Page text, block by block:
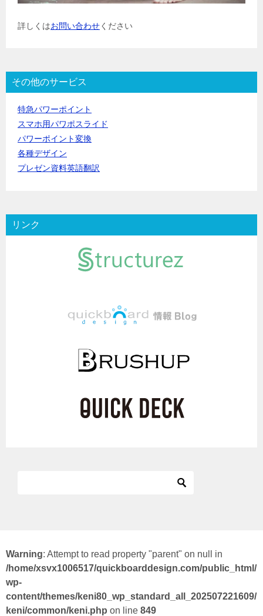
詳しくはお問い合わせください
その他のサービス
特急パワーポイント
スマホ用パワポスライド
パワーポイント変換
各種デザイン
プレゼン資料英語翻訳
リンク
Warning: Attempt to read property "parent" on null in
/home/xsvx1006517/quickboarddesign.com/public_html/
wp-
content/themes/keni80_wp_standard_all_202507221609/
keni/common/keni.php on line 849